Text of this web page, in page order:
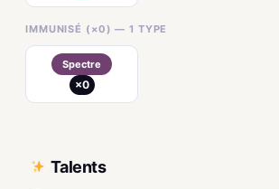
IMMUNISÉ (×0) — 1 TYPE
Spectre
×0
Talents